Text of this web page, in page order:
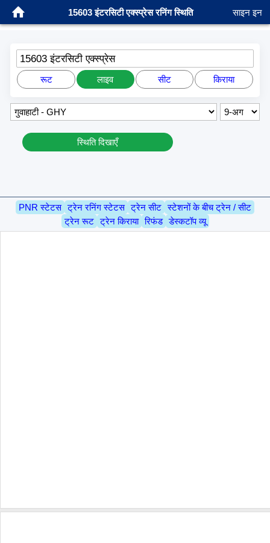
15603 इंटरसिटी एक्स्प्रेस रनिंग स्थिति साइन इन
15603 इंटरसिटी एक्स्प्रेस
रूट लाइव सीट किराया
स्थिति दिखाएँ
PNR स्टेटस ट्रेन रनिंग स्टेटस ट्रेन सीट स्टेशनों के बीच ट्रेन / सीट
ट्रेन रूट ट्रेन किराया रिफंड डेस्कटॉप व्यू